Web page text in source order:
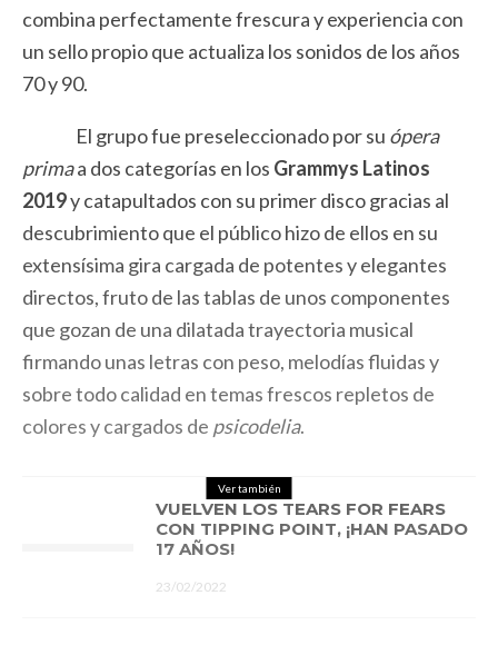
combina perfectamente frescura y experiencia con
un sello propio que actualiza los sonidos de los años
70 y 90.
El grupo fue preseleccionado por su ópera
primaa dos categorías en los Grammys Latinos
2019y catapultados con su primer disco gracias al
descubrimiento que el público hizo de ellos en su
extensísima gira cargada de potentes y elegantes
directos, fruto de las tablas de unos componentes
que gozan de una dilatada trayectoria musical
firmando unas letras con peso, melodías fluidas y
sobre todo calidad en temas frescos repletos de
colores y cargados de psicodelia.
Ver también
VUELVEN LOS TEARS FOR FEARS
CON TIPPING POINT, ¡HAN PASADO
17 AÑOS!
23/02/2022